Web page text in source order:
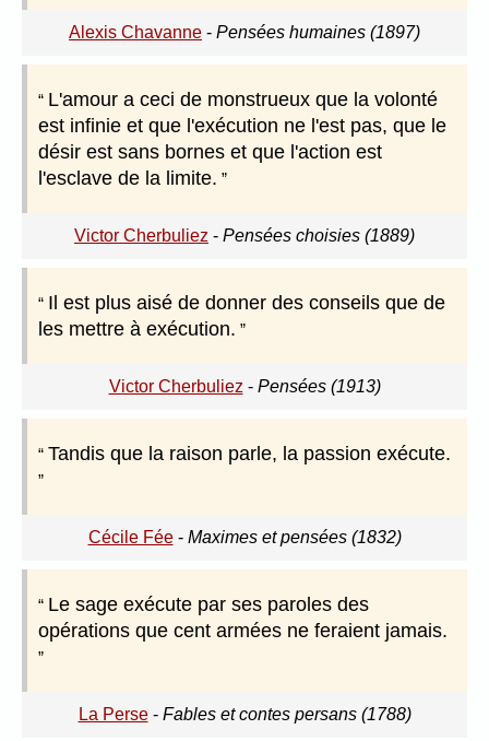
Alexis Chavanne - Pensées humaines (1897)
L'amour a ceci de monstrueux que la volonté
est infinie et que l'exécution ne l'est pas, que le
désir est sans bornes et que l'action est
l'esclave de la limite.
Victor Cherbuliez - Pensées choisies (1889)
Il est plus aisé de donner des conseils que de
les mettre à exécution.
Victor Cherbuliez - Pensées (1913)
Tandis que la raison parle, la passion exécute.
Cécile Fée- Maximes et pensées (1832)
Le sage exécute par ses paroles des
opérations que cent armées ne feraient jamais.
La Perse- Fables et contes persans (1788)